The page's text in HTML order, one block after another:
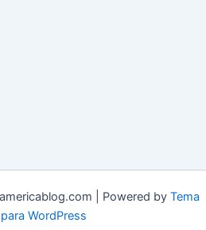
| Powered by Tema
WordPress